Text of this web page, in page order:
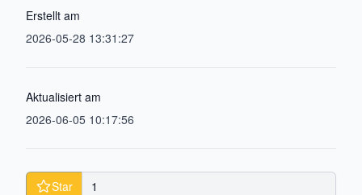
Erstellt am
2026-05-28 13:31:27
Aktualisiert am
2026-06-05 10:17:56
Star
1